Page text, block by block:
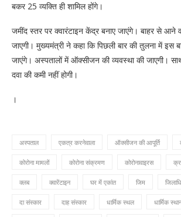
बकर 25 व्यक्ति ही शामिल होंगे।
जमींद स्तर पर क्वारंटाइन केंद्र बनाए जाएंगे। बाहर से आने
जाएगी। मुख्यमंत्री ने कहा कि पिछली बार की तुलना में इस
जाएंगे। अस्पतालों में ऑक्सीजन की व्यवस्था की जाएगी।
दवा की कमी नहीं होगी।
।
अस्पताल एकत्र करनेवाला ऑक्सीजन की आपूर्ति
कोरोना मामलों कोरोना संक्रमण कोरोनावाइरस
क्लब क्वारेंटाइन घर में एकांत जिम
दा संस्कार दाह संस्कार धार्मिक स्थल धार्मिक